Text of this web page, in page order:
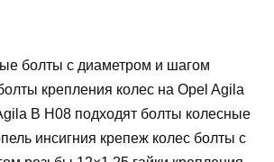
болты с диаметром и шагом
крепления колес на Opel Agila
B H08 подходят болты колесные
инсигния крепеж колес болты с